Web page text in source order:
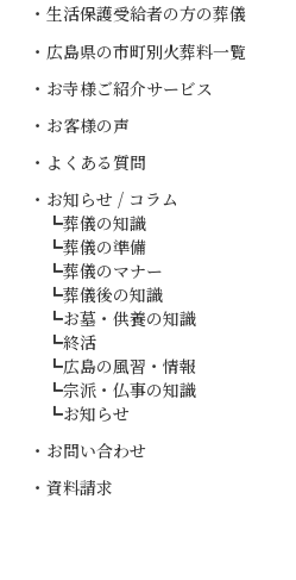
生活保護受給者の方の葬儀
広島県の市町別火葬料一覧
お寺様ご紹介サービス
お客様の声
よくある質問
お知らせ / コラム
葬儀の知識
葬儀の準備
葬儀のマナー
葬儀後の知識
お墓・供養の知識
終活
広島の風習・情報
宗派・仏事の知識
お知らせ
お問い合わせ
資料請求